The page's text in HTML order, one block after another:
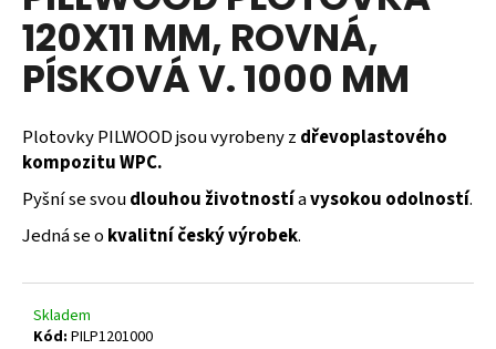
0,0
5
hvězdiček.
120X11 MM, ROVNÁ,
PÍSKOVÁ V. 1000 MM
Plotovky PILWOOD jsou vyrobeny z dřevoplastového
kompozitu WPC.
Pyšní se svoudlouhou životnostíavysokou odolností.
Jedná se o kvalitní český výrobek.
Skladem
Kód: PILP1201000
a
j
í
?